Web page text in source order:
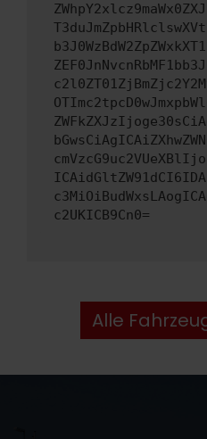
c2UKICB9Cn0=
Alle